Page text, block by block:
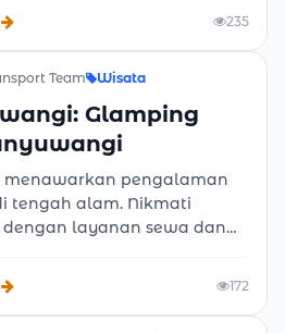
tepat untuk perjalanan
di Banyuwangi.
235
Team Wisata
Glamping
pengalaman
tengah alam. Nikmati
layanan sewa dan
kunci atau sopir profesional
berkesan.
172